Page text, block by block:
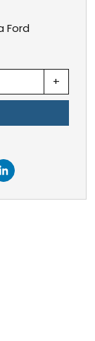
Ford
+